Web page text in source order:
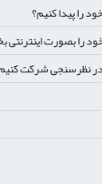
کنیم؟
بصورت اینترنتی
شرکت کنیم و